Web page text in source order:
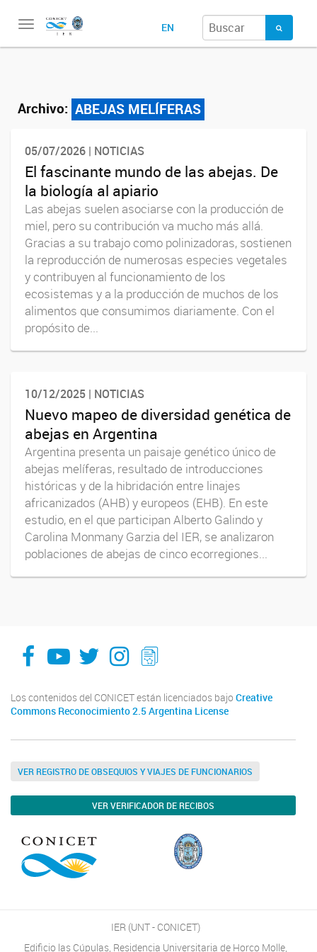
Toggle
EN
Archivo: ABEJAS MELÍFERAS
05/07/2026 | NOTICIAS
El fascinante mundo de las abejas. De
la biología al apiario
Las abejas suelen asociarse con la producción de
miel, pero su contribución va mucho más allá.
Gracias a su trabajo como polinizadoras, sostienen
la reproducción de numerosas especies vegetales
y contribuyen al funcionamiento de los
ecosistemas y a la producción de muchos de los
alimentos que consumimos diariamente. Con el
propósito de...
10/12/2025 | NOTICIAS
Nuevo mapeo de diversidad genética de
abejas en Argentina
Argentina presenta un paisaje genético único de
abejas melíferas, resultado de introducciones
históricas y de la hibridación entre linajes
africanizados (AHB) y europeos (EHB). En este
estudio, en el que participan Alberto Galindo y
Carolina Monmany Garzia del IER, se analizaron
poblaciones de abejas de cinco ecorregiones...
facebook
youtube
Twitter
Instagram
LeChasquier Boletin Digital 70
Los contenidos del CONICET están licenciados bajo Creative
Commons Reconocimiento 2.5 Argentina License
VER REGISTRO DE OBSEQUIOS Y VIAJES DE FUNCIONARIOS
VER VERIFICADOR DE RECIBOS
IER (UNT - CONICET)
Edificio las Cúpulas, Residencia Universitaria de Horco Molle,